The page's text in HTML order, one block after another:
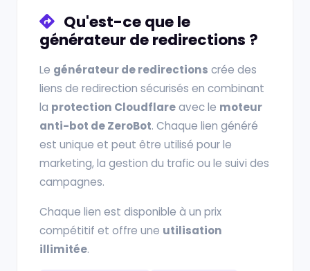
Qu'est-ce que le
générateur de redirections ?
Le générateur de redirections crée des
liens de redirection sécurisés en combinant
la protection Cloudflareavec le moteur
anti-bot de ZeroBot. Chaque lien généré
est unique et peut être utilisé pour le
marketing, la gestion du trafic ou le suivi des
campagnes.
Chaque lien est disponible à un prix
compétitif et offre une utilisation
illimitée.